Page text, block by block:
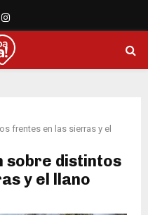
Instagram
frentes en las sierras y el
sobre distintos
y el llano